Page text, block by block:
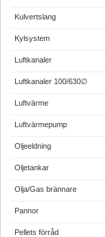
Kulvertslang
Kylsystem
Luftkanaler
Luftkanaler 100/630∅
Luftvärme
Luftvärmepump
Oljeeldning
Oljetankar
Olja/Gas brännare
Pannor
Pellets förråd